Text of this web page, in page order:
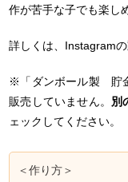
作が苦手な子でも楽し
詳しくは、Instagramの
※「ダンボール製 貯
販売していません。 別
ェックしてください。
＜作り方＞